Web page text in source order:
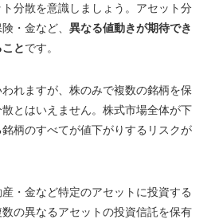
分散を意識しましょう。アセット分
・金など、 異なる値動きが期待でき
とです。
れますが、株のみで複数の銘柄を保
とはいえません。株式市場全体が下
柄のすべてが値下がりするリスクが
・金など特定のアセットに投資する
の異なるアセットの投資信託を保有